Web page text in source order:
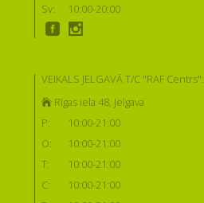
Sv:
10:00-20:00
VEIKALS JELGAVĀ T/C "RAF Centrs":
Rīgas iela 48, Jelgava
P:
10:00-21:00
O:
10:00-21:00
T:
10:00-21:00
C:
10:00-21:00